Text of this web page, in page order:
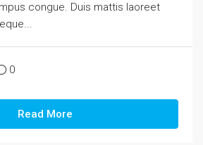
congue. Duis mattis laoreet
0
Read More